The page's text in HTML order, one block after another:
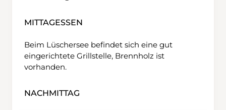
MITTAGESSEN
Beim Lüschersee befindet sich eine gut
eingerichtete Grillstelle, Brennholz ist
vorhanden.
NACHMITTAG